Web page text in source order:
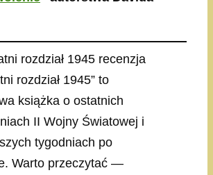
rozdział 1945” to
książka o ostatnich
II Wojny Światowej i
tygodniach po
Warto przeczytać —